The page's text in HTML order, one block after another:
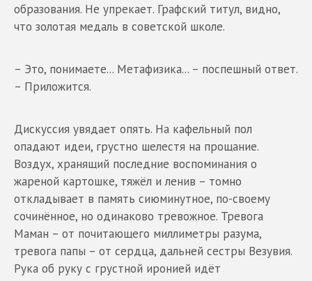
образования. Не упрекает. Графский титул, видно,
что золотая медаль в советской школе.
– Это, понимаете... Метафизика... – поспешный ответ.
– Приложится.
Дискуссия увядает опять. На кафельный пол
опадают идеи, грустно шелестя на прощание.
Воздух, хранящий последние воспоминания о
жареной картошке, тяжёл и ленив – томно
откладывает в память сиюминутное, по-своему
сочинённое, но одинаково тревожное. Тревога
Маман – от почитающего миллиметры разума,
тревога папы – от сердца, дальней сестры Везувия.
Рука об руку с грустной иронией идёт